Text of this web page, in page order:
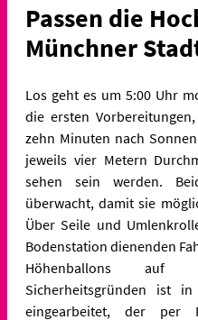
Passen die
Münchner
Los geht es um 5:00 Uhr
die ersten
zehn Minuten nach
jeweils vier Metern
sehen sein werden.
überwacht, damit sie
Über Seile und
Bodenstation dienenden
Höhenballons auf
Sicherheitsgründen ist
eingearbeitet, der per